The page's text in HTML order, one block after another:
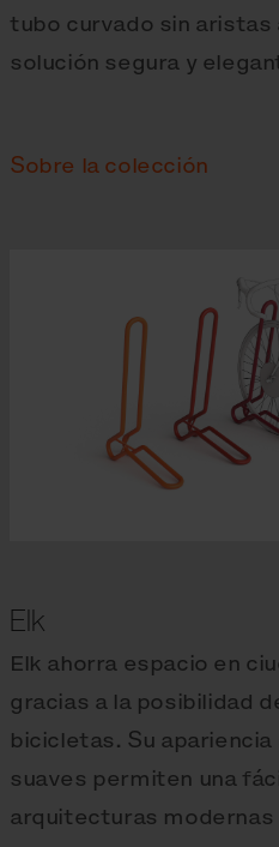
tubo curvado sin
solución segura y
Sobre la colección
Elk
Elk ahorra espacio en
gracias a la posibilidad
bicicletas. Su
suaves permiten una
arquitecturas